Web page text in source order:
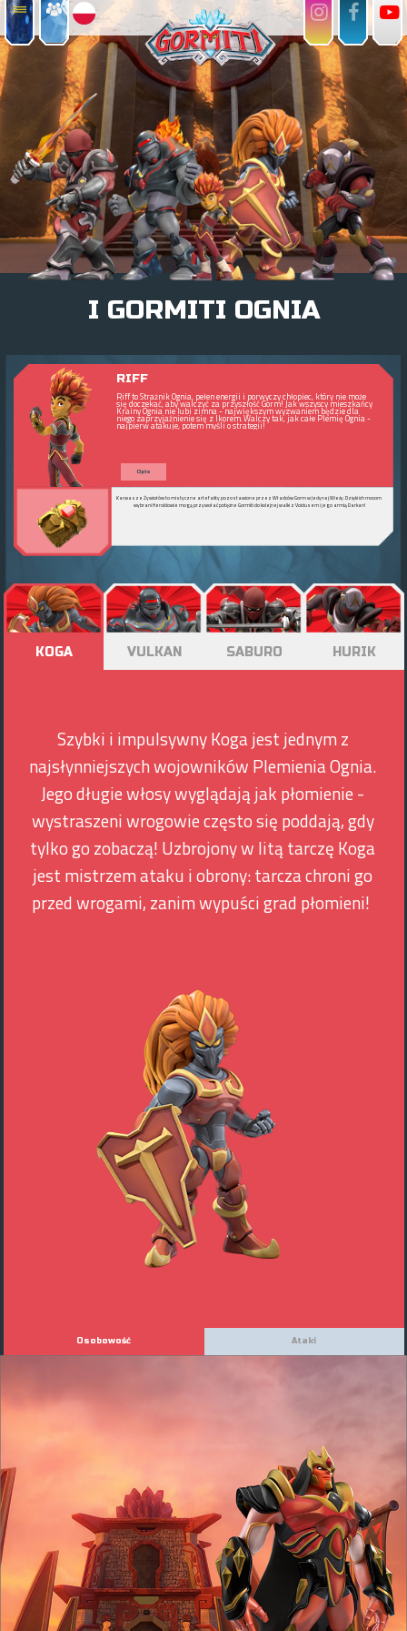
I GORMITI OGNIA
RIFF
Riff to Strażnik Ognia, pełen energii i porwyczy chłopiec, który nie może
się doczekać, aby walczyć za przyszłość Gorm! Jak wszyscy mieszkańcy
Krainy Ognia nie lubi zimna - największym wyzwaniem będzie dla
niego zaprzyjaźnienie się z Ikorem. Walczy tak, jak całe Plemię Ognia -
najpierw atakuje, potem myśli o strategii!
Opis
Karwasze Żywiołów to mistyczne artefakty pozostawione przez Władców Gorm w Jedynej Wieży. Dzięki ich mocom
wybrani Heroldowie mogą przywołać potężne Gormiti do kolejnej walki z Voidusem i jego armią Darkan!
KOGA VULKAN SABURO HURIK
Szybki i impulsywny Koga jest jednym z
najsłynniejszych wojowników Plemienia Ognia.
Jego długie włosy wyglądają jak płomienie -
wystraszeni wrogowie często się poddają, gdy
tylko go zobaczą! Uzbrojony w litą tarczę Koga
jest mistrzem ataku i obrony: tarcza chroni go
przed wrogami, zanim wypuści grad płomieni!
Osobowość Ataki